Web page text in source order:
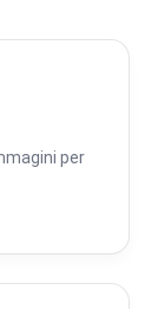
per